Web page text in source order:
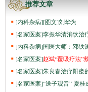
推荐文章
[内科杂病][图文]刘华为
[名家医案]李振华清消饮治
[内科杂病]国医大师：邓铁
[名家医案]赵斌“覆吸疗法”
[名家医案]朱良春治疗阳痿
[名家医案]“送子观音” 夏桂